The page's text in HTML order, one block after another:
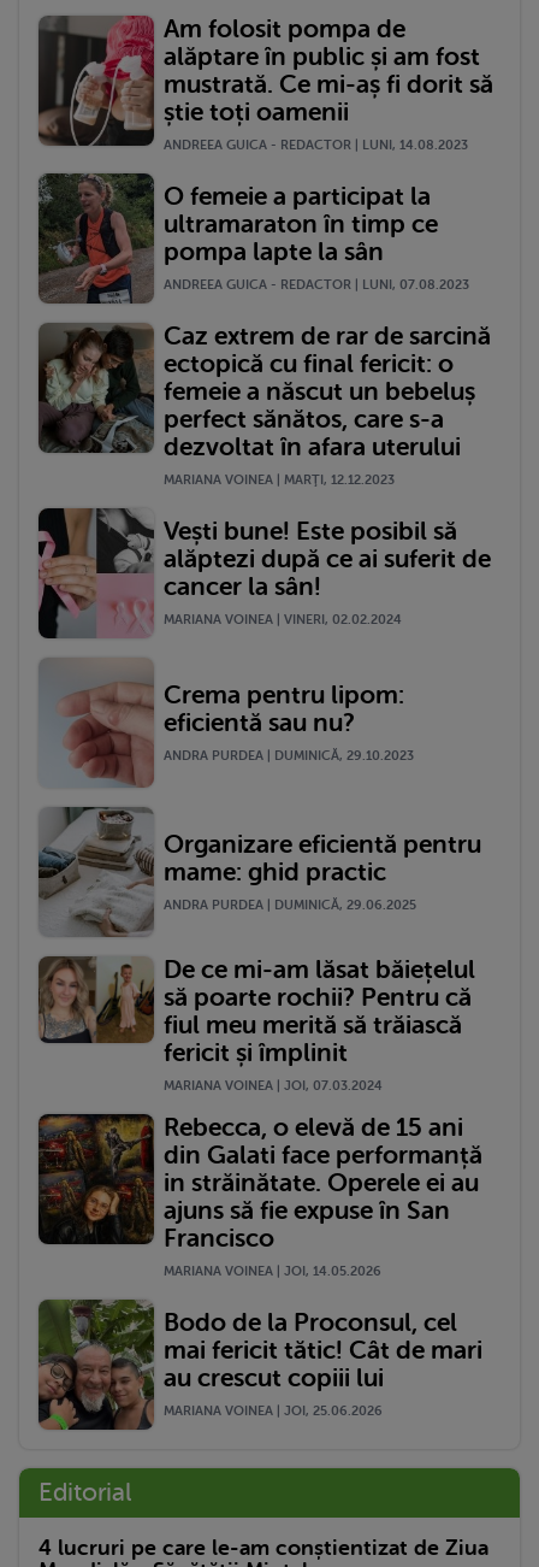
Am folosit pompa de
alăptare în public și am fost
mustrată. Ce mi-aș fi dorit să
știe toți oamenii
ANDREEA GUICA - REDACTOR | LUNI, 14.08.2023
O femeie a participat la
ultramaraton în timp ce
pompa lapte la sân
ANDREEA GUICA - REDACTOR | LUNI, 07.08.2023
Caz extrem de rar de sarcină
ectopică cu final fericit: o
femeie a născut un bebeluș
perfect sănătos, care s-a
dezvoltat în afara uterului
MARIANA VOINEA | MARŢI, 12.12.2023
Vești bune! Este posibil să
alăptezi după ce ai suferit de
cancer la sân!
MARIANA VOINEA | VINERI, 02.02.2024
Crema pentru lipom:
eficientă sau nu?
ANDRA PURDEA | DUMINICĂ, 29.10.2023
Organizare eficientă pentru
mame: ghid practic
ANDRA PURDEA | DUMINICĂ, 29.06.2025
De ce mi-am lăsat băiețelul
să poarte rochii? Pentru că
fiul meu merită să trăiască
fericit și împlinit
MARIANA VOINEA | JOI, 07.03.2024
Rebecca, o elevă de 15 ani
din Galati face performanță
in străinătate. Operele ei au
ajuns să fie expuse în San
Francisco
MARIANA VOINEA | JOI, 14.05.2026
Bodo de la Proconsul, cel
mai fericit tătic! Cât de mari
au crescut copiii lui
MARIANA VOINEA | JOI, 25.06.2026
Editorial
4 lucruri pe care le-am conștientizat de Ziua